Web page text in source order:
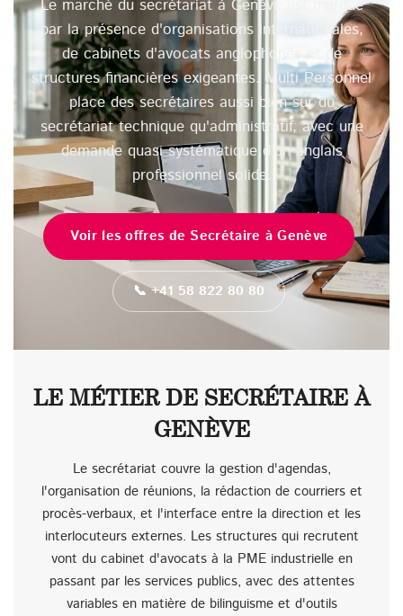
Le marché du secrétariat à Genève est marqué
par la présence d'organisations internationales,
de cabinets d'avocats anglophones et de
structures financières exigeantes. Multi Personnel
place des secrétaires aussi bien sur du
secrétariat technique qu'administratif, avec une
demande quasi systématique d'un anglais
professionnel solide.
Voir les offres de Secrétaire à Genève
📞 +41 58 822 80 80
LE MÉTIER DE SECRÉTAIRE À
GENÈVE
Le secrétariat couvre la gestion d'agendas,
l'organisation de réunions, la rédaction de courriers et
procès-verbaux, et l'interface entre la direction et les
interlocuteurs externes. Les structures qui recrutent
vont du cabinet d'avocats à la PME industrielle en
passant par les services publics, avec des attentes
variables en matière de bilinguisme et d'outils